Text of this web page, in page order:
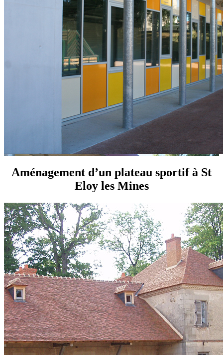
Aménagement d’un plateau sportif à St
Eloy les Mines